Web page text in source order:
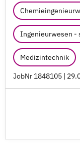
Ingenieurwesen -
Medizintechnik
JobNr 1848105 |